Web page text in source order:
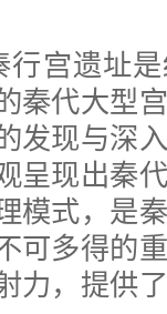
宫遗址是
秦代大型
发现与深
呈现出秦
模式，是
可多得的
力，提供